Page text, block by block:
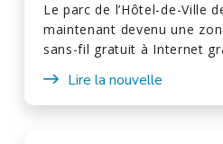
Le parc de l’Hôtel-de-Ville
maintenant devenu une
sans-fil gratuit à Internet
Lire la nouvelle